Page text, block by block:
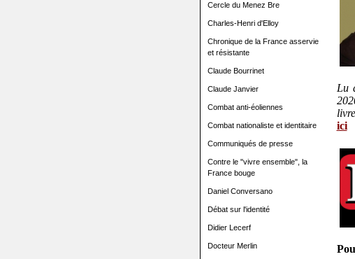
Cercle du Menez Bre
Charles-Henri d'Elloy
Chronique de la France asservie
et résistante
Claude Bourrinet
Claude Janvier
Combat anti-éoliennes
Combat nationaliste et identitaire
Communiqués de presse
Contre le "vivre ensemble", la
France bouge
Daniel Conversano
Débat sur l'identité
Didier Lecerf
Docteur Merlin
Lu
livre
ici